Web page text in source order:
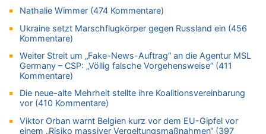
06.08.2026 - 09:22 von Zuhörer zu
Wasserstand des Rheins in NRW so niedrig wie noch nie
06.08.2026 - 09:13 von 5/11 zu
Wasserstand des Rheins in NRW so niedrig wie noch nie
06.08.2026 - 09:05 von 5/11 zu
Mehrere Menschen in Londons City niedergestochen
06.08.2026 - 08:39 von Eifel_er zu
Mehrere Menschen in Londons City niedergestochen
06.08.2026 - 07:33 von Carine zu
Nathalie Wimmer (474 Kommentare)
Ukraine setzt Marschflugkörper gegen Russland ein (456
Kommentare)
Weiter Streit um „Fake-News-Auftrag“ an die Agentur MSL
Germany – CSP: „Völlig falsche Vorgehensweise“ (411
Kommentare)
Die neue-alte Mehrheit stellte ihre Koalitionsvereinbarung
vor (410 Kommentare)
Viktor Orban warnt Belgien kurz vor dem EU-Gipfel vor
einem „Risiko massiver Vergeltungsmaßnahmen“ (397